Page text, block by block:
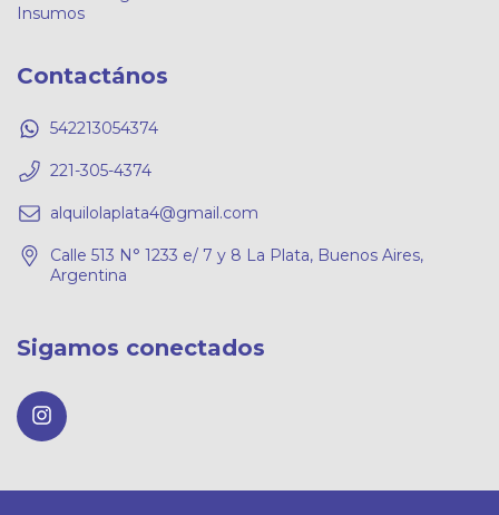
Insumos
Contactános
542213054374
221-305-4374
alquilolaplata4@gmail.com
Calle 513 N° 1233 e/ 7 y 8 La Plata, Buenos Aires,
Argentina
Sigamos conectados